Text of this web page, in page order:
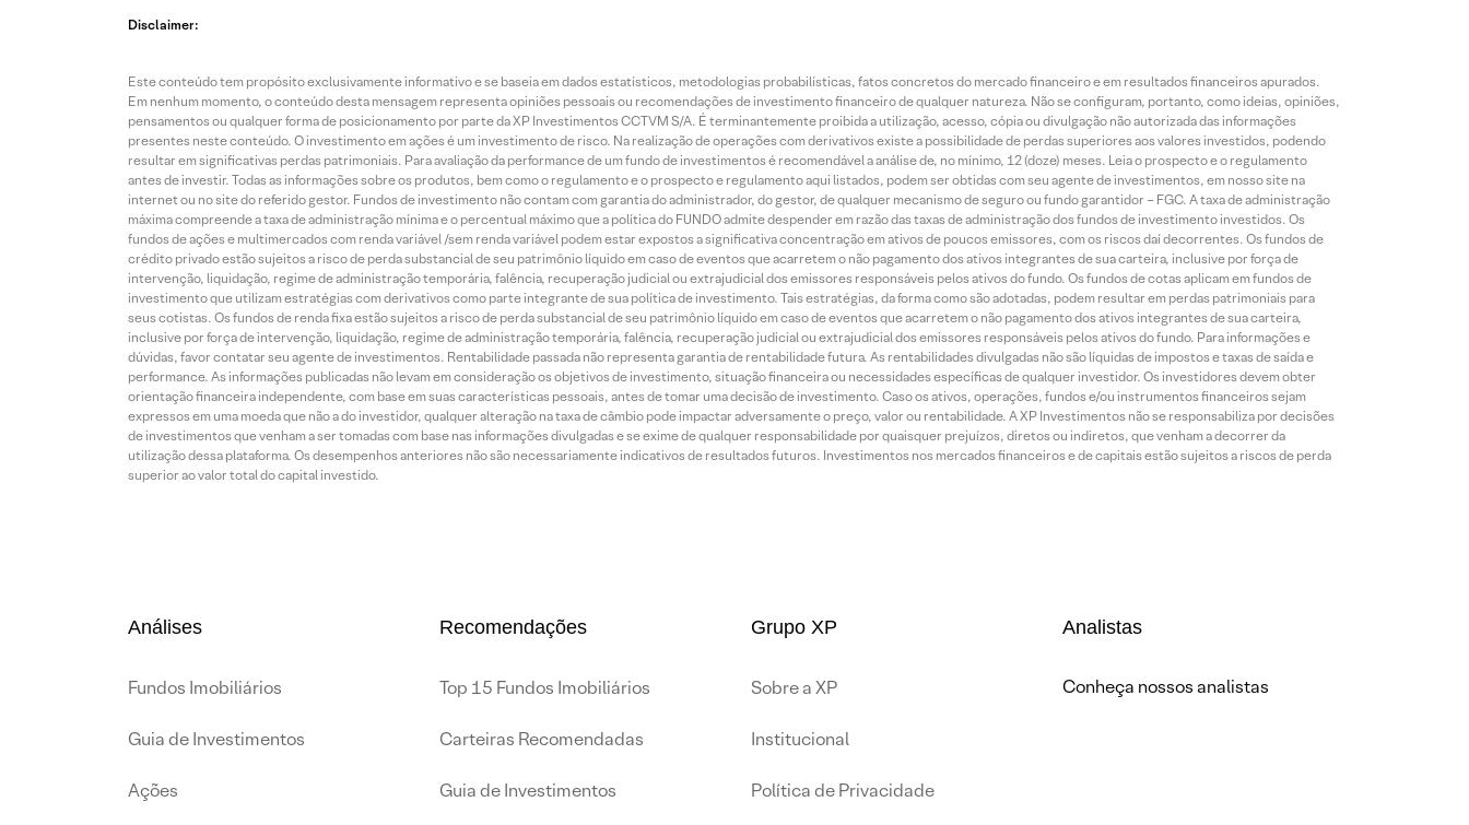
Disclaimer:
Este conteúdo tem propósito exclusivamente informativo e se baseia em dados estatísticos, metodologias probabilísticas, fatos concretos do mercado financeiro e em resultados financeiros apurados.
Em nenhum momento, o conteúdo desta mensagem representa opiniões pessoais ou recomendações de investimento financeiro de qualquer natureza. Não se configuram, portanto, como ideias, opiniões,
pensamentos ou qualquer forma de posicionamento por parte da XP Investimentos CCTVM S/A. É terminantemente proibida a utilização, acesso, cópia ou divulgação não autorizada das informações
presentes neste conteúdo. O investimento em ações é um investimento de risco. Na realização de operações com derivativos existe a possibilidade de perdas superiores aos valores investidos, podendo
resultar em significativas perdas patrimoniais. Para avaliação da performance de um fundo de investimentos é recomendável a análise de, no mínimo, 12 (doze) meses. Leia o prospecto e o regulamento
antes de investir. Todas as informações sobre os produtos, bem como o regulamento e o prospecto e regulamento aqui listados, podem ser obtidas com seu agente de investimentos, em nosso site na
internet ou no site do referido gestor. Fundos de investimento não contam com garantia do administrador, do gestor, de qualquer mecanismo de seguro ou fundo garantidor – FGC. A taxa de administração
máxima compreende a taxa de administração mínima e o percentual máximo que a política do FUNDO admite despender em razão das taxas de administração dos fundos de investimento investidos. Os
fundos de ações e multimercados com renda variável /sem renda variável podem estar expostos a significativa concentração em ativos de poucos emissores, com os riscos daí decorrentes. Os fundos de
crédito privado estão sujeitos a risco de perda substancial de seu patrimônio líquido em caso de eventos que acarretem o não pagamento dos ativos integrantes de sua carteira, inclusive por força de
intervenção, liquidação, regime de administração temporária, falência, recuperação judicial ou extrajudicial dos emissores responsáveis pelos ativos do fundo. Os fundos de cotas aplicam em fundos de
investimento que utilizam estratégias com derivativos como parte integrante de sua política de investimento. Tais estratégias, da forma como são adotadas, podem resultar em perdas patrimoniais para
seus cotistas. Os fundos de renda fixa estão sujeitos a risco de perda substancial de seu patrimônio líquido em caso de eventos que acarretem o não pagamento dos ativos integrantes de sua carteira,
inclusive por força de intervenção, liquidação, regime de administração temporária, falência, recuperação judicial ou extrajudicial dos emissores responsáveis pelos ativos do fundo. Para informações e
dúvidas, favor contatar seu agente de investimentos. Rentabilidade passada não representa garantia de rentabilidade futura. As rentabilidades divulgadas não são líquidas de impostos e taxas de saída e
performance. As informações publicadas não levam em consideração os objetivos de investimento, situação financeira ou necessidades específicas de qualquer investidor. Os investidores devem obter
orientação financeira independente, com base em suas características pessoais, antes de tomar uma decisão de investimento. Caso os ativos, operações, fundos e/ou instrumentos financeiros sejam
expressos em uma moeda que não a do investidor, qualquer alteração na taxa de câmbio pode impactar adversamente o preço, valor ou rentabilidade. A XP Investimentos não se responsabiliza por decisões
de investimentos que venham a ser tomadas com base nas informações divulgadas e se exime de qualquer responsabilidade por quaisquer prejuízos, diretos ou indiretos, que venham a decorrer da
utilização dessa plataforma. Os desempenhos anteriores não são necessariamente indicativos de resultados futuros. Investimentos nos mercados financeiros e de capitais estão sujeitos a riscos de perda
superior ao valor total do capital investido.
Análises
Fundos Imobiliários
Guia de Investimentos
Ações
Recomendações
Top 15 Fundos Imobiliários
Carteiras Recomendadas
Guia de Investimentos
Grupo XP
Sobre a XP
Institucional
Política de Privacidade
Analistas
Conheça nossos analistas